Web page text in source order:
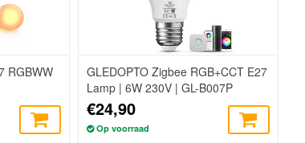
RGBWW
GLEDOPTO Zigbee RGB+CCT E27
Lamp | 6W 230V | GL-B007P
€24,90
Op voorraad